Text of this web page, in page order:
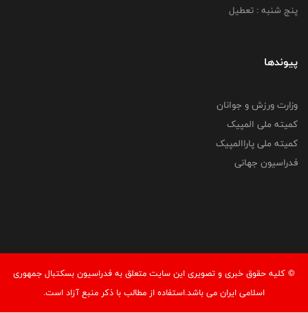
پنج شنبه : تعطیل
پیوندها
وزارت ورزش و جوانان
کمیته ملی المپیک
کمیته ملی پاراالمپیک
فدراسیون جهانی
© کليه حقوق خبری و تصويری اين سايت متعلق به فدراسیون بسکتبال جمهوری
اسلامی ایران می باشد.استفاده از مطالب با ذكر منبع آزاد است.